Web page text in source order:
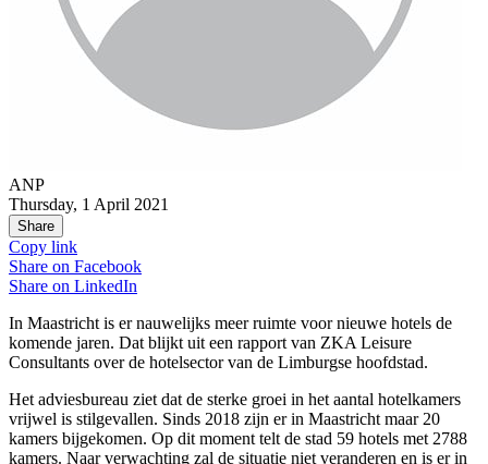
ANP
Thursday, 1 April 2021
Share
Copy link
Share on Facebook
Share on LinkedIn
In Maastricht is er nauwelijks meer ruimte voor nieuwe hotels de
komende jaren. Dat blijkt uit een rapport van ZKA Leisure
Consultants over de hotelsector van de Limburgse hoofdstad.
Het adviesbureau ziet dat de sterke groei in het aantal hotelkamers
vrijwel is stilgevallen. Sinds 2018 zijn er in Maastricht maar 20
kamers bijgekomen. Op dit moment telt de stad 59 hotels met 2788
kamers. Naar verwachting zal de situatie niet veranderen en is er in